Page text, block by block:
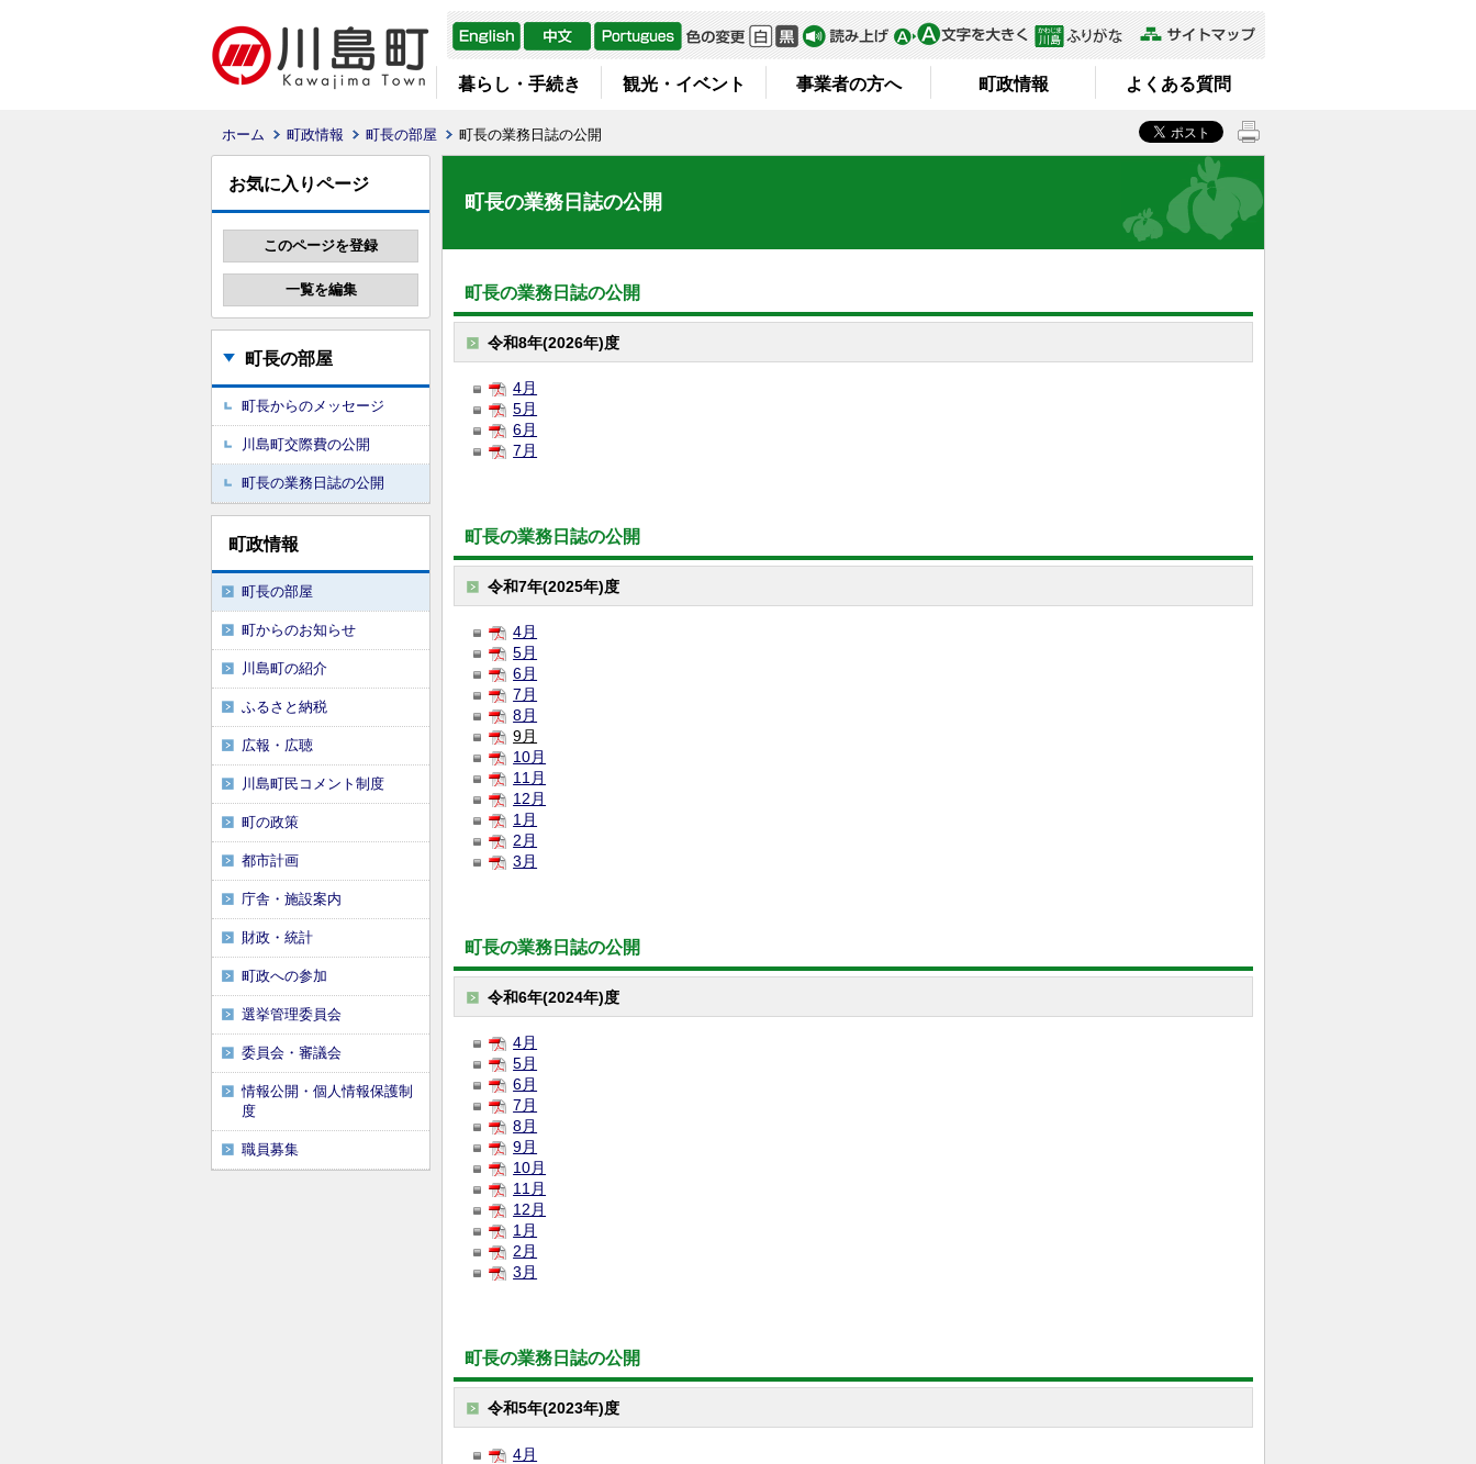
暮らし・手続き 観光・イベント 事業者の方へ 町政情報 よくある質問
ホーム 町政情報 町長の部屋 町長の業務日誌の公開
お気に入りページ
町長の部屋
町長からのメッセージ
川島町交際費の公開
町長の業務日誌の公開
町政情報
町長の部屋
町からのお知らせ
川島町の紹介
ふるさと納税
広報・広聴
川島町民コメント制度
町の政策
都市計画
庁舎・施設案内
財政・統計
町政への参加
選挙管理委員会
委員会・審議会
情報公開・個人情報保護制
度
職員募集
町長の業務日誌の公開
町長の業務日誌の公開
令和8年(2026年)度
4月
5月
6月
7月
町長の業務日誌の公開
令和7年(2025年)度
4月
5月
6月
7月
8月
9月
10月
11月
12月
1月
2月
3月
町長の業務日誌の公開
令和6年(2024年)度
4月
5月
6月
7月
8月
9月
10月
11月
12月
1月
2月
3月
町長の業務日誌の公開
令和5年(2023年)度
4月